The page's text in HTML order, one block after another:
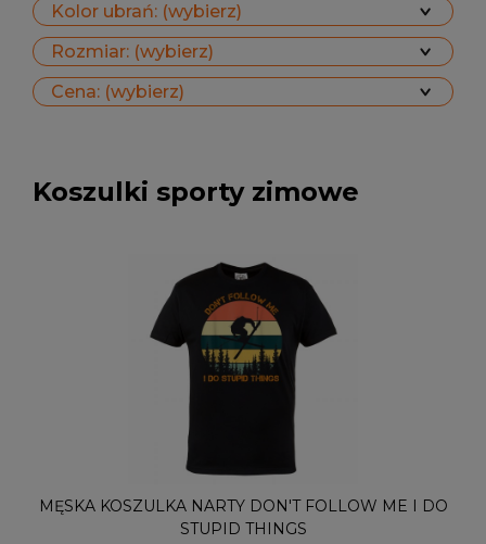
Kolor ubrań: (wybierz)
Rozmiar: (wybierz)
Cena: (wybierz)
Koszulki sporty zimowe
MĘSKA KOSZULKA NARTY DON'T FOLLOW ME I DO
STUPID THINGS